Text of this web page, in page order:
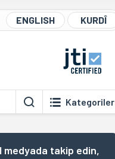
ENGLISH KURDÎ
Kategoriler
medyada takip edin,